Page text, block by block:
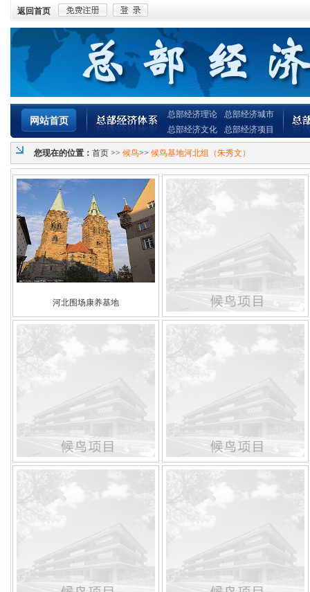
返回首页
网站首页
总部经济理论
总部经济文化
总部经济城市
总部经济项目
您现在的位置： 首页 >> 候鸟>> 候鸟基地河北组（朱秀文）
河北围场康养基地